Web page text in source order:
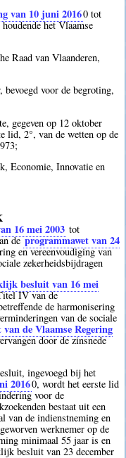
van 10 juni 20160 tot
houdende het Vlaamse
Raad van Vlaanderen,
voor de begroting,
gegeven op 12 oktober
lid, 2°, van de wetten op de
Economie, Innovatie en
16 mei 2003 tot
deprogrammawet van 24
en vereenvoudiging van
zekerheidsbijdragen
besluit van 16 mei
IV van de
de harmonisering
van de sociale
van de Vlaamse Regering
door de zinsnede
ingevoegd bij het
20160, wordt het eerste lid
voor de
bestaat uit een
van de indienstneming en
werknemer op de
minimaal 55 jaar is en
besluit van 23 december